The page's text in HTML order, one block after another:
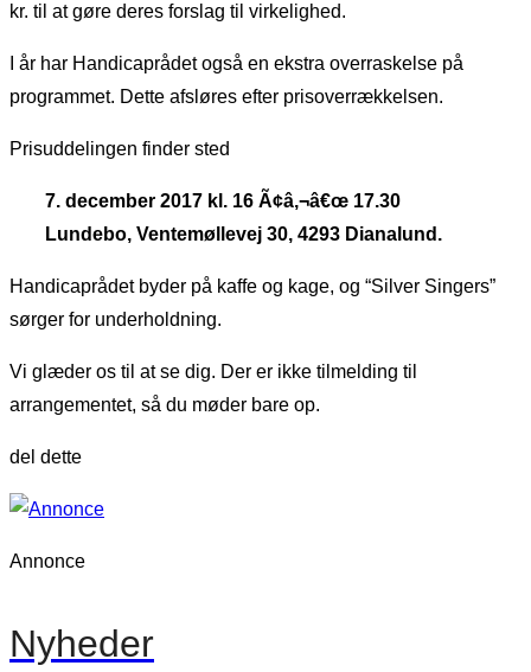
kr. til at gøre deres forslag til virkelighed.
I år har Handicaprådet også en ekstra overraskelse på
programmet. Dette afsløres efter prisoverrækkelsen.
Prisuddelingen finder sted
7. december 2017 kl. 16 Ã¢â‚¬â€œ 17.30
Lundebo, Ventemøllevej 30, 4293 Dianalund.
Handicaprådet byder på kaffe og kage, og “Silver Singers”
sørger for underholdning.
Vi glæder os til at se dig. Der er ikke tilmelding til
arrangementet, så du møder bare op.
del dette
Annonce
Nyheder